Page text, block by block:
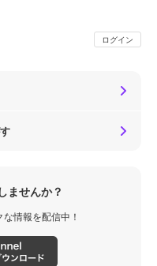
ログイン
ませんか？
情報を配信中！